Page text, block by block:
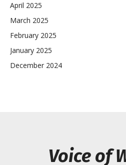
April 2025
March 2025
February 2025
January 2025
December 2024
Voice of